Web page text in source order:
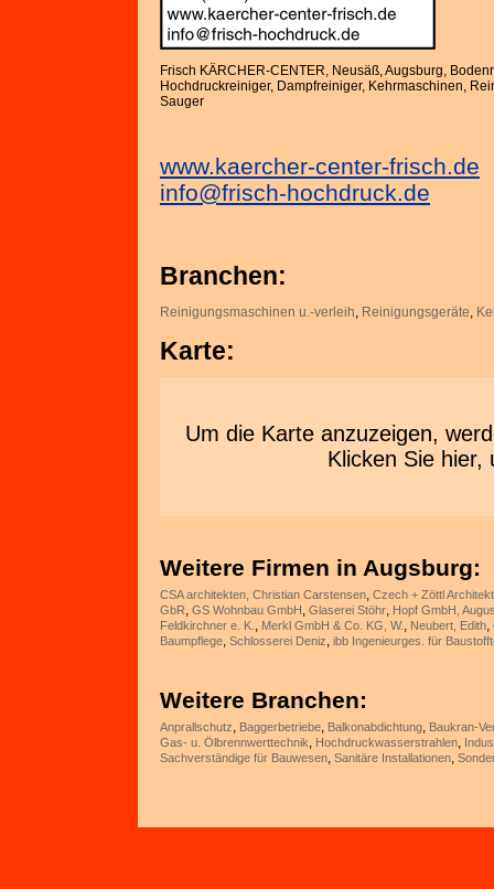
Frisch KÄRCHER-CENTER, Neusäß, Augsburg,
Hochdruckreiniger, Dampfreiniger, Kehrmaschinen,
Sauger
www.kaercher-center-frisch.de
info@frisch-hochdruck.de
Branchen:
Reinigungsmaschinen u.-verleih, Reinigungsgeräte,
Karte:
Um die Karte anzuzeigen,
Klicken Sie hier,
Weitere Firmen in Augsburg:
CSA architekten, Christian Carstensen, Czech + Zöttl
GbR, GS Wohnbau GmbH, Glaserei Stöhr, Hopf GmbH,
Feldkirchner e. K. , Merkl GmbH & Co. KG, W., Neubert, Edith,
Baumpflege, Schlosserei Deniz, ibb Ingenieurges. für
Weitere Branchen:
Anprallschutz, Baggerbetriebe, Balkonabdichtung, Baukran-
Gas- u. Ölbrennwerttechnik, Hochdruckwasserstrahlen,
Sachverständige für Bauwesen, Sanitäre Installationen,